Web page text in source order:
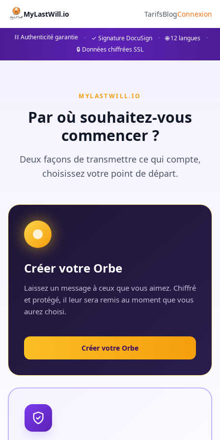
MyLastWill.io TarifsBlogConnexion
⛓ Authenticité garantie · ✓ Signature DocuSign · 🌐 12 langues
·
🔒 Données chiffrées SSL
MYLASTWILL.IO
Par où souhaitez-vous
commencer ?
Deux façons de transmettre ce qui compte,
choisissez votre point de départ.
Créer votre Orbe
Laissez un message à ceux que vous aimez. Chiffré
et protégé, il leur sera remis au moment que vous
aurez choisi.
Créer votre Orbe
Coach Succession -
Préparez votre succession avant le notaire avec notre
Notre coach vous guide pas à pas pour rassembler